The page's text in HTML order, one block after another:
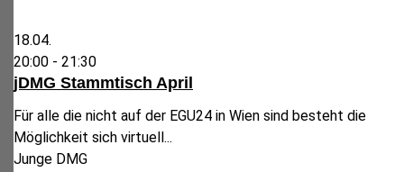
18.04.
20:00 - 21:30
jDMG Stammtisch April
Für alle die nicht auf der EGU24 in Wien sind besteht die
Möglichkeit sich virtuell...
Junge DMG